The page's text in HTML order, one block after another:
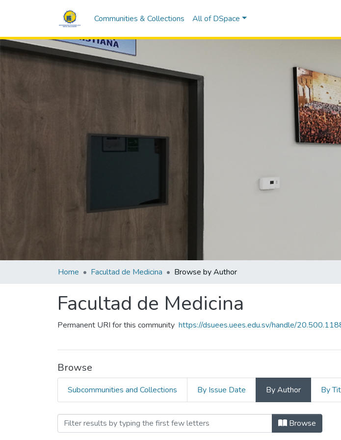
Communities & Collections All of DSpace
Home Facultad de Medicina Browse by Author
Facultad de Medicina
Permanent URI for this community https://dsuees.uees.edu.sv/handle/
Browse
Subcommunities and Collections By Issue Date By Author By
Browsing Facultad de Medicina by Author
Browse